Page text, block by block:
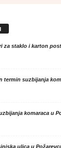
za staklo i karton
termin suzbijanja
komaraca u
ulica u